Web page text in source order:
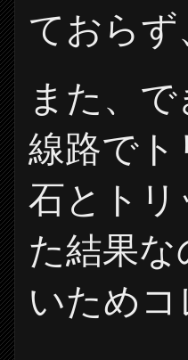
ておら
また、
線路で
石とト
た結果
いため